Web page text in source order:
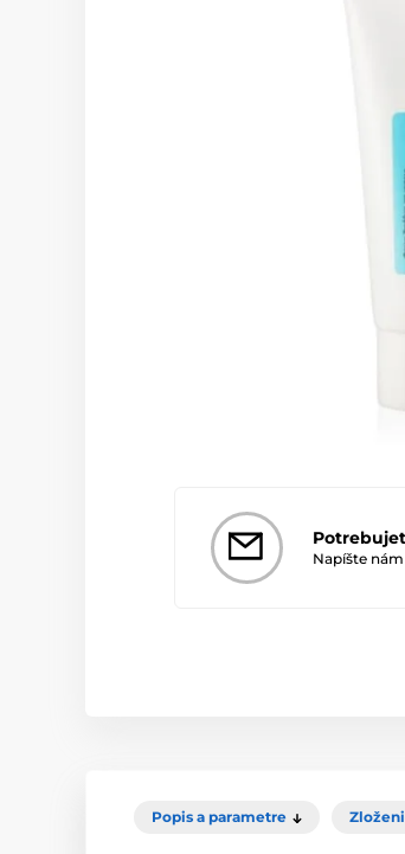
Napíšte nám
Popis a parametre